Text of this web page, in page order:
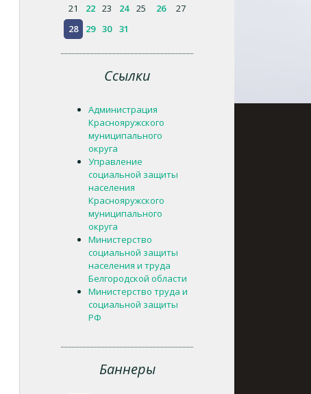
21
22 23 24 25 26
27
28
29 30 31
Ссылки
Администрация
Краснояружского
муниципального
округа
Управление
социальной защиты
населения
Краснояружского
муниципального
округа
Министерство
социальной защиты
населения и труда
Белгородской области
Министерство труда и
социальной защиты
РФ
Баннеры